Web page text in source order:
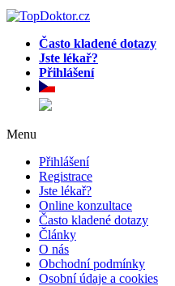
Často kladené dotazy
Jste lékař?
Přihlášení
Menu
Přihlášení
Registrace
Jste lékař?
Online konzultace
Často kladené dotazy
Články
O nás
Obchodní podmínky
Osobní údaje a cookies